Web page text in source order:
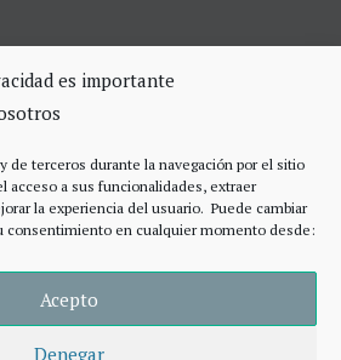
es importante
de terceros durante la navegación por el sitio
acceso a sus funcionalidades, extraer
la experiencia del usuario. Puede cambiar
consentimiento en cualquier momento desde:
Acepto
Denegar
DE CERRAJERÍA
Puertas Madrid 75€
de alta seguridad
Accesos